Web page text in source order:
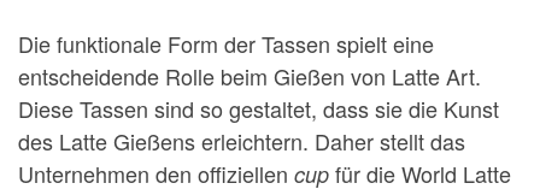
Die funktionale Form der Tassen spielt eine
entscheidende Rolle beim Gießen von Latte Art.
Diese Tassen sind so gestaltet, dass sie die Kunst
des Latte Gießens erleichtern. Daher stellt das
Unternehmen den offiziellen cup für die World Latte